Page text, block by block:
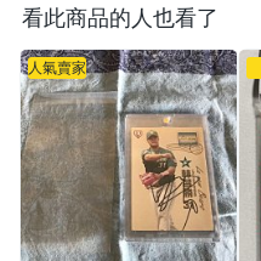
看此商品的人也看了
人氣賣家